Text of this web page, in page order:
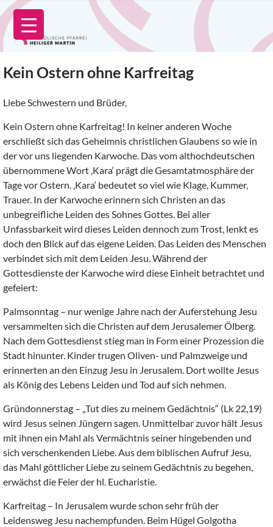
Zum
Inhalt
springen
Kein Ostern ohne Karfreitag
Liebe Schwestern und Brüder,
Kein Ostern ohne Karfreitag! In keiner anderen Woche
erschließt sich das Geheimnis christlichen Glaubens so wie in
der vor uns liegenden Karwoche. Das vom althochdeutschen
übernommene Wort ‚Kara‘ prägt die Gesamtatmosphäre der
Tage vor Ostern. ‚Kara‘ bedeutet so viel wie Klage, Kummer,
Trauer. In der Karwoche erinnern sich Christen an das
unbegreifliche Leiden des Sohnes Gottes. Bei aller
Unfassbarkeit wird dieses Leiden dennoch zum Trost, lenkt es
doch den Blick auf das eigene Leiden. Das Leiden des Menschen
verbindet sich mit dem Leiden Jesu. Während der
Gottesdienste der Karwoche wird diese Einheit betrachtet und
gefeiert:
Palmsonntag – nur wenige Jahre nach der Auferstehung Jesu
versammelten sich die Christen auf dem Jerusalemer Ölberg.
Nach dem Gottesdienst stieg man in Form einer Prozession die
Stadt hinunter. Kinder trugen Oliven- und Palmzweige und
erinnerten an den Einzug Jesu in Jerusalem. Dort wollte Jesus
als König des Lebens Leiden und Tod auf sich nehmen.
Gründonnerstag – „Tut dies zu meinem Gedächtnis“ (Lk 22,19)
wird Jesus seinen Jüngern sagen. Unmittelbar zuvor hält Jesus
mit ihnen ein Mahl als Vermächtnis seiner hingebenden und
sich verschenkenden Liebe. Aus dem biblischen Aufruf Jesu,
das Mahl göttlicher Liebe zu seinem Gedächtnis zu begehen,
erwächst die Feier der hl. Eucharistie.
Karfreitag – In Jerusalem wurde schon sehr früh der
Leidensweg Jesu nachempfunden. Beim Hügel Golgotha